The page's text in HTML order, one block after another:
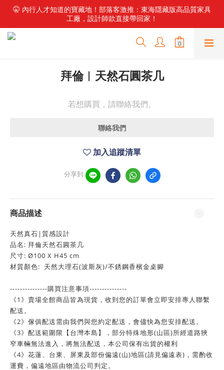
✨ 新・石尚主義！頂級石材家具震撼登場，搭配零重力電動沙發，
重新定義居家舒適。
🤫 內行人才知道的寶藏地！部落客激推：東海隱藏版高品質家具
工廠，設計師款直接帶回家！
🏭 不用再比價！東海最強倉儲工廠來了，數百款好家具現貨供
應，直營價輕鬆換新家！
重新定義居家舒適。
拜倫︱天然石圓茶几
若想購買，請聯絡我們。
聯絡我們
加入追蹤清單
分享到
商品描述
天然真石|質感設計
品名: 拜倫天然石圓茶几
尺寸: Ø100 X H45 cm
材質顏色: 天然大理石(波斯灰)/不銹鋼香檳金桌腳
---------------購買注意事項---------------
《1》賣場全館商品皆為現貨，收到您的訂單會立即安排專人聯繫
配送。
《2》傢俱配送需由我們與您約定配送，會儘快為您安排配送。
《3》配送範圍限【台灣本島】，部分特殊地形(山區)所經道路狹
窄車輛無法進入，將無法配送，本公司保有出貨的權利
《4》花蓮、台東、屏東及部份偏遠(山)地區(請見偏遠表)，需酌收
運費，偏遠地區由物流公司判定。